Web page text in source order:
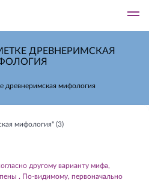
ДРЕВНЕРИМСКАЯ
древнеримская мифология
мифология" (3)
другому варианту мифа,
. По-видимому, первоначально